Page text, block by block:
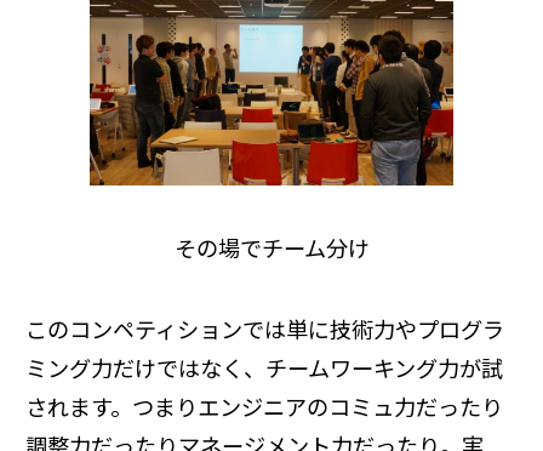
その場でチーム分け
このコンペティションでは単に技術力やプログラ
ミング力だけではなく、チームワーキング力が試
されます。つまりエンジニアのコミュ力だったり
調整力だったりマネージメント力だったり。実